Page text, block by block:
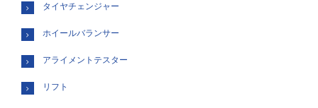
タイヤチェンジャー
ホイールバランサー
アライメントテスター
リフト